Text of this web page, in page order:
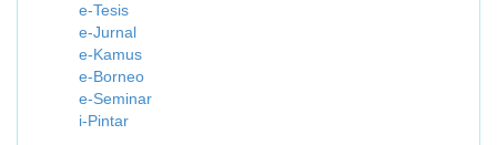
e-Tesis
e-Jurnal
e-Kamus
e-Borneo
e-Seminar
i-Pintar